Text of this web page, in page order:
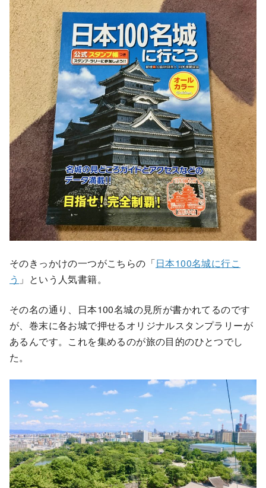
そのきっかけの一つがこちらの「日本100名城に行こ
う 」という人気書籍。
その名の通り、日本100名城の見所が書かれてるのです
が、巻末に各お城で押せるオリジナルスタンプラリーが
あるんです。これを集めるのが旅の目的のひとつでし
た。